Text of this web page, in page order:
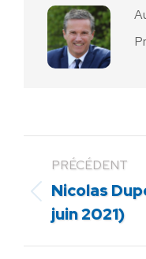
PRÉCÉDENT
Article
précédent
Nicolas
juin 2021)